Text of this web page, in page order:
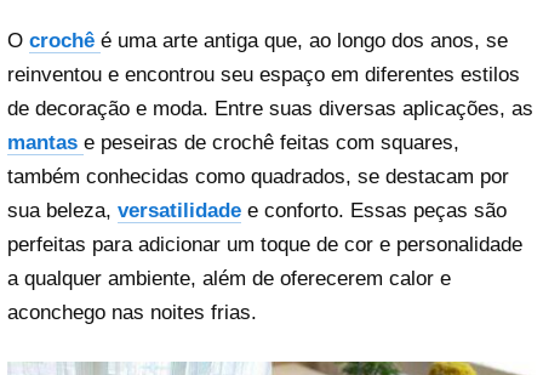
O crochê é uma arte antiga que, ao longo dos anos, se
reinventou e encontrou seu espaço em diferentes estilos
de decoração e moda. Entre suas diversas aplicações, as
mantas e peseiras de crochê feitas com squares,
também conhecidas como quadrados, se destacam por
sua beleza, versatilidade e conforto. Essas peças são
perfeitas para adicionar um toque de cor e personalidade
a qualquer ambiente, além de oferecerem calor e
aconchego nas noites frias.